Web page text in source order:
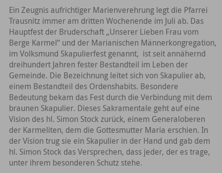
Ein Zeugnis aufrichtiger Marienverehrung legt die Pfarrei
Trausnitz immer am dritten Wochenende im Juli ab. Das
Hauptfest der Bruderschaft „Unserer Lieben Frau vom
Berge Karmel“ und der Marianischen Männerkongregation,
im Volksmund Skapulierfest genannt, ist seit annähernd
dreihundert Jahren fester Bestandteil im Leben der
Gemeinde. Die Bezeichnung leitet sich von Skapulier ab,
einem Bestandteil des Ordenshabits. Besondere
Bedeutung bekam das Fest durch die Verbindung mit dem
braunen Skapulier. Dieses Sakramentale geht auf eine
Vision des hl. Simon Stock zurück, einem Generaloberen
der Karmeliten, dem die Gottesmutter Maria erschien. In
der Vision trug sie ein Skapulier in der Hand und gab dem
hl. Simon Stock das Versprechen, dass jeder, der es trage,
unter ihrem besonderen Schutz stehe.